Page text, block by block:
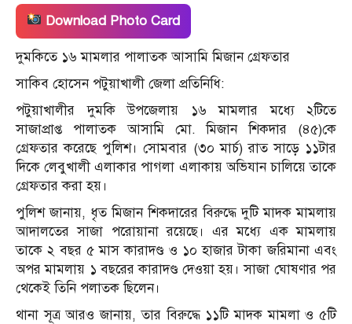
Download Photo Card
দুমকিতে ১৬ মামলার পালাতক আসামি মিজান গ্রেফতার
সাকিব হোসেন পটুয়াখালী জেলা প্রতিনিধি:
পটুয়াখালীর দুমকি উপজেলায় ১৬ মামলার মধ্যে ২টিতে
সাজাপ্রাপ্ত পালাতক আসামি মো. মিজান শিকদার (৪৫)কে
গ্রেফতার করেছে পুলিশ। সোমবার (৩০ মার্চ) রাত সাড়ে ১১টার
দিকে লেবুখালী এলাকার পাগলা এলাকায় অভিযান চালিয়ে তাকে
গ্রেফতার করা হয়।
পুলিশ জানায়, ধৃত মিজান শিকদারের বিরুদ্ধে দুটি মাদক মামলায়
আদালতের সাজা পরোয়ানা রয়েছে। এর মধ্যে এক মামলায়
তাকে ২ বছর ৫ মাস কারাদণ্ড ও ১০ হাজার টাকা জরিমানা এবং
অপর মামলায় ১ বছরের কারাদণ্ড দেওয়া হয়। সাজা ঘোষণার পর
থেকেই তিনি পলাতক ছিলেন।
থানা সূত্র আরও জানায়, তার বিরুদ্ধে ১১টি মাদক মামলা ও ৫টি